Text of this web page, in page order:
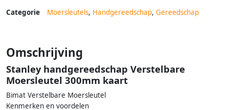
Categorie Moersleutels, Handgereedschap, Gereedschap
Omschrijving
Stanley handgereedschap Verstelbare
Moersleutel 300mm kaart
Bimat Verstelbare Moersleutel
Kenmerken en voordelen